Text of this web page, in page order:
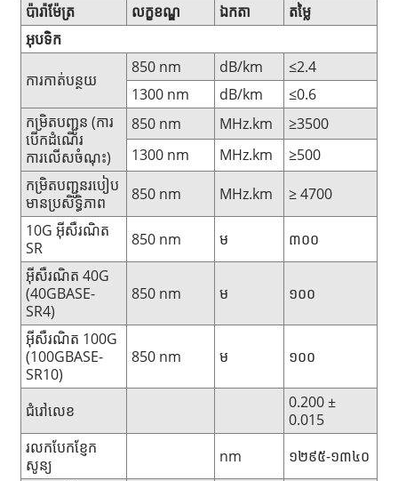
ប៉ារ៉ាម៉ែត្រ លក្ខខណ្ឌ ឯកតា
តម្លៃ
អុបទិក
ការកាត់បន្ថយ
850 nm dB/km
≤2.4
1300 nm
dB/km
≤0.6
កម្រិតបញ្ជូន (ការ
បើកដំណើរ
ការលើសចំណុះ)
850 nm MHz.km
≥3500
1300 nm
MHz.km
≥500
កម្រិតបញ្ជូនរបៀប
មានប្រសិទ្ធិភាព
850 nm MHz.km
≥ 4700
10G អ៊ីសឺរណិត
SR
850 nm ម
៣០០
អ៊ីសឺរណិត 40G
(40GBASE-
SR4)
850 nm ម ១០០
អ៊ីសឺរណិត 100G
(100GBASE-
SR10)
850 nm ម ១០០
ជំរៅលេខ
0.200 ±
0.015
រលកបែកខ្ញែក
សូន្យ
nm
១២៩៥-១៣៤០